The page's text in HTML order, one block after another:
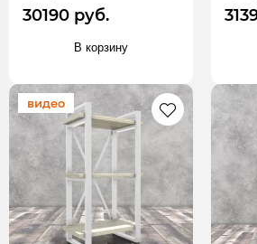
30190 руб.
В корзину
видео